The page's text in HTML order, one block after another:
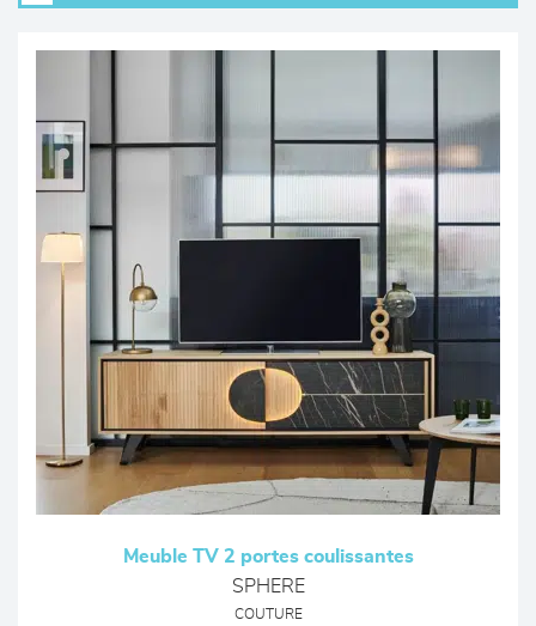
Meuble TV 2 portes coulissantes
SPHERE
COUTURE